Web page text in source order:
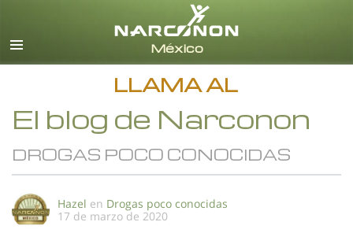
Español
Todas las Regiones/Idiomas
LLAMA AL
El blog de Narconon
DROGAS POCO CONOCIDAS
Hazel en Drogas poco conocidas
17 de marzo de 2020